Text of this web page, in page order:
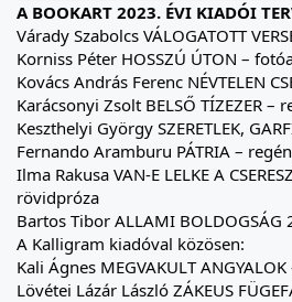
A BOOKART 2023. ÉVI KIADÓI
Várady Szabolcs VÁLOGATOTT
Korniss Péter HOSSZÚ ÚTON –
Kovács András Ferenc NÉVTELEN
Karácsonyi Zsolt BELSŐ TÍZEZER –
Keszthelyi György SZERETLEK,
Fernando Aramburu PÁTRIA –
Ilma Rakusa VAN-E LELKE A
rövidpróza
Bartos Tibor ALLAMI BOLDOGSÁG
A Kalligram kiadóval közösen:
Kali Ágnes MEGVAKULT
Lövétei Lázár László ZÁKEUS